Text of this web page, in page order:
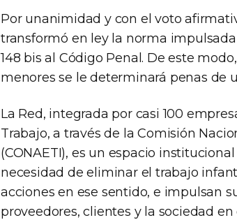
Por unanimidad y con el voto
transformó en ley la norma
148 bis al Código Penal. De este
menores se le determinará penas de
La Red, integrada por casi 100
Trabajo, a través de la Comisión
(CONAETI), es un espacio
necesidad de eliminar el trabajo
acciones en ese sentido, e impulsan
proveedores, clientes y la sociedad